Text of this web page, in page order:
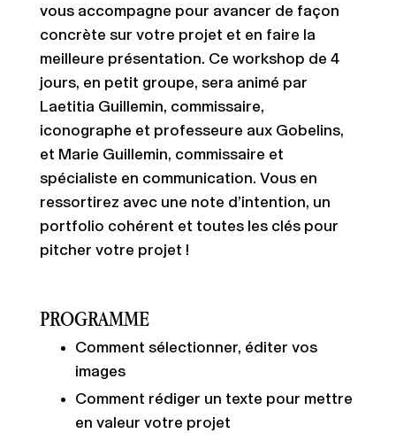
vous accompagne pour avancer de façon
concrète sur votre projet et en faire la
meilleure présentation. Ce workshop de 4
jours, en petit groupe, sera animé par
Laetitia Guillemin, commissaire,
iconographe et professeure aux Gobelins,
et Marie Guillemin, commissaire et
spécialiste en communication. Vous en
ressortirez avec une note d’intention, un
portfolio cohérent et toutes les clés pour
pitcher votre projet !
PROGRAMME
Comment sélectionner, éditer vos
images
Comment rédiger un texte pour mettre
en valeur votre projet